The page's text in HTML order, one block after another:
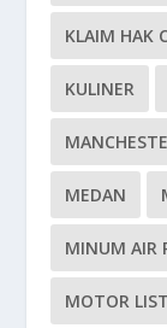
KLAIM HAK
KULINER
MEDAN
MINUM AIR
MOTOR